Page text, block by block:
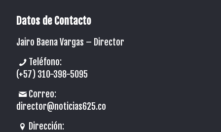
Datos de Contacto
Jairo Baena Vargas – Director
Teléfono:
(+57) 310-398-5095
Correo:
director@noticias625.co
Dirección: